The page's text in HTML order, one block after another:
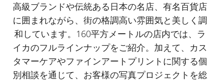
高級ブランドや伝統ある日本の名店、有名百貨店
に囲まれながら、街の格調高い雰囲気と美しく調
和しています。160平方メートルの店内では、ラ
イカのフルラインナップをご紹介。加えて、カス
タマーケアやファインアートプリントに関する個
別相談を通じて、お客様の写真プロジェクトを総